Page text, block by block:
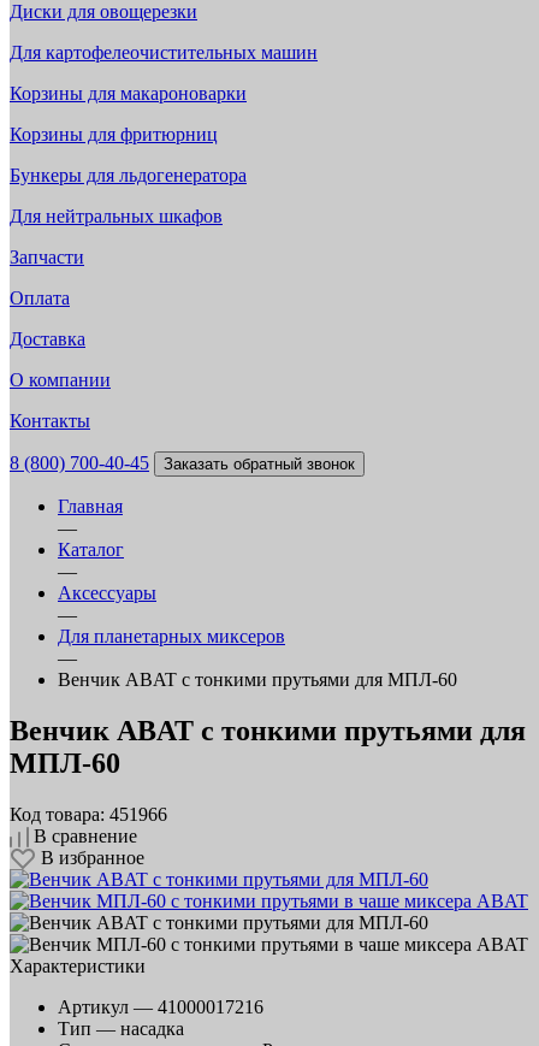
Диски для овощерезки
Для картофелеочистительных машин
Корзины для макароноварки
Корзины для фритюрниц
Бункеры для льдогенератора
Для нейтральных шкафов
Запчасти
Оплата
Доставка
О компании
Контакты
8 (800) 700-40-45 Заказать обратный звонок
Главная
—
Каталог
—
Аксессуары
—
Для планетарных миксеров
—
Венчик ABAT с тонкими прутьями для МПЛ‑60
Венчик ABAT с тонкими прутьями для
МПЛ‑60
Код товара: 451966
В сравнение
В избранное
Характеристики
Артикул — 41000017216
Тип — насадка